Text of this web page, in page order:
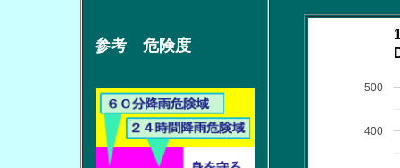
参考 危険度
400
500